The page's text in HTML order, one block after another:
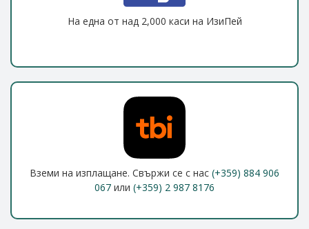
На една от над 2,000 каси на ИзиПей
Вземи на изплащане. Свържи се с нас (+359) 884 906
067 или (+359) 2 987 8176